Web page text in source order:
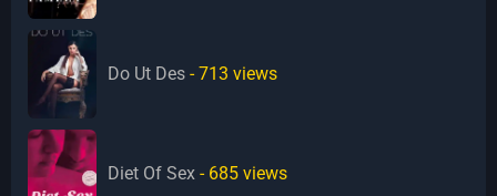
Do Ut Des - 713 views
Diet Of Sex - 685 views